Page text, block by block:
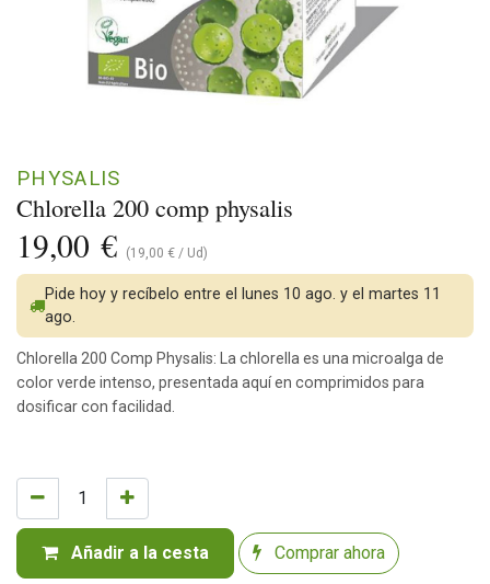
Chlorella 200 comp physalis
PHYSALIS
19,00 € (19,00 € / Ud)
Añadir a la cesta Comprar ahora
Pide hoy y recíbelo entre el lunes 10 ago. y el martes 11
ago.
Chlorella 200 Comp Physalis: La chlorella es una microalga de
color verde intenso, presentada aquí en comprimidos para
dosificar con facilidad.